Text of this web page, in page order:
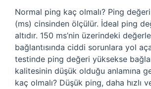
Normal ping kaç olmalı? Ping
(ms) cinsinden ölçülür. İdeal ping
altıdır. 150 ms’nin üzerindeki
bağlantısında ciddi sorunlara yol
testinde ping değeri yüksekse
kalitesinin düşük olduğu anlamına
kaç olmalı? Düşük ping, daha hızlı